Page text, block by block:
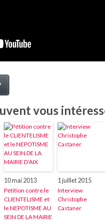
vous
10 mai 2013
Pétition contre le
CLIENTELISME et
le NEPOTISME AU
SEIN DE LA MAIRIE
1 juillet 2015
Interview
Christophe
Castaner